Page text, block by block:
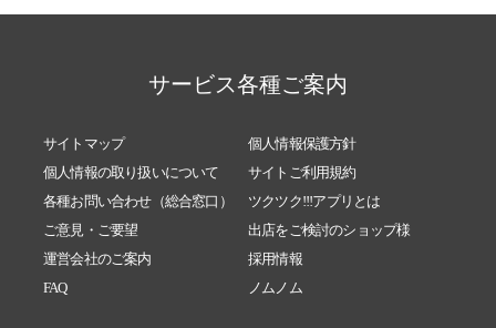
サービス各種ご案内
サイトマップ
個人情報保護方針
個人情報の取り扱いについて
サイトご利用規約
各種お問い合わせ（総合窓口）
ツクツク!!!アプリとは
ご意見・ご要望
出店をご検討のショップ様
運営会社のご案内
採用情報
FAQ
ノムノム